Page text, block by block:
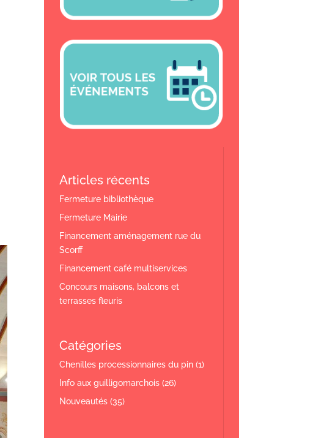
Articles récents
Fermeture bibliothèque
Fermeture Mairie
Financement aménagement rue du
Scorff
Financement café multiservices
Concours maisons, balcons et
terrasses fleuris
Catégories
Chenilles processionnaires du pin(1)
Info aux guilligomarchois(26)
Nouveautés(35)